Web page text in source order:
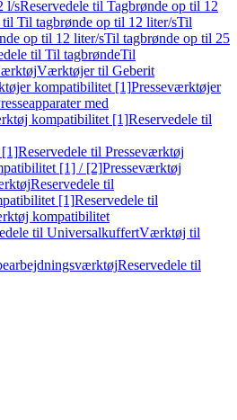
l/sReservedele til Tagbrønde op til 12
til Til tagbrønde op til 12 liter/sTil
op til 12 liter/sTil tagbrønde op til 25
til Til tagbrøndeTil
Værktøjer til Geberit
kompatibilitet [1]Presseværktøjer
med
kompatibilitet [1]Reservedele til
[1]Reservedele til Presseværktøj
[1] / [2]Presseværktøj
Reservedele til
[1]Reservedele til
kompatibilitet
til UniversalkuffertVærktøj til
Reservedele til